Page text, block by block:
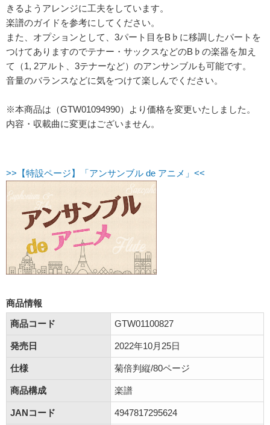
きるようアレンジに工夫をしています。
楽譜のガイドを参考にしてください。
また、オプションとして、3パート目をB♭に移調したパートを
つけてありますのでテナー・サックスなどのB♭の楽器を加え
て（1, 2アルト、3テナーなど）のアンサンブルも可能です。
音量のバランスなどに気をつけて楽しんでください。
※本商品は（GTW01094990）より価格を変更いたしました。
内容・収載曲に変更はございません。
>>【特設ページ】「アンサンブル de アニメ」<<
商品情報
商品コード
GTW01100827
発売日 2022年10月25日
仕様 菊倍判縦/80ページ
商品構成 楽譜
JANコード 4947817295624